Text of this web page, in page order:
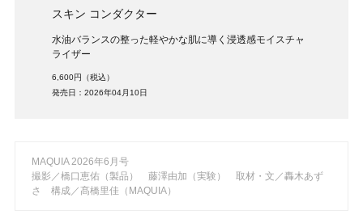
スキン コンダクター
水油バランスの整った軽やかな肌に導く浸透感モイスチャ
ライザー
6,600円（税込）
発売日：2026年04月10日
MAQUIA 2026年6月号
撮影／橋口恵佑（製品） 藤澤由加（実験） 取材・文／轟木あず
さ 構成／髙橋里佳（MAQUIA）